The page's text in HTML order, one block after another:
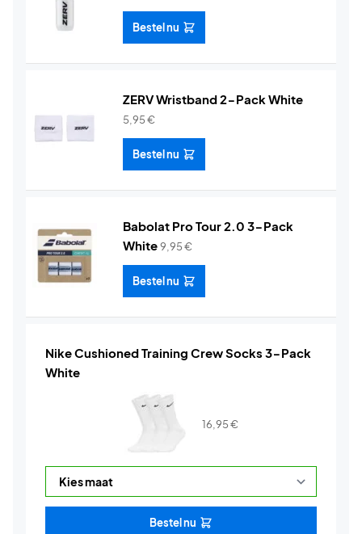
Bestel nu
ZERV Wristband 2-Pack White
5,95€
Bestel nu
Babolat Pro Tour 2.0 3-Pack
White9,95€
Bestel nu
Nike Cushioned Training Crew Socks 3-Pack
White
16,95€
Bestel nu